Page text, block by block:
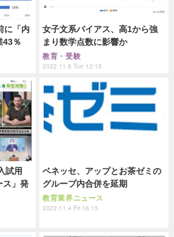
に「内
43％
女子文系バイアス、高1から強
まり数学点数に影響か
教育・受験
2022.11.8 Tue 12:15
試用
ス」発
ベネッセ、アップとお茶ゼミの
グループ内合併を延期
教育業界ニュース
2022.11.4 Fri 16:15